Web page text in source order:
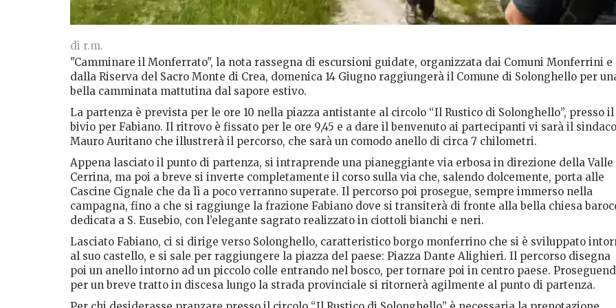
di r.m.
"Camminare il Monferrato", la nota rassegna di escursioni guidate, organizzata dai Comuni Monferrini e
dalla Riserva del Sacro Monte di Crea, domenica 14 Giugno raggiungerà il Comune di Solonghello per
bella camminata mattutina dal sapore estivo.
La partenza è prevista per le ore 10 nella piazza antistante al circolo “Il Rustico di Solonghello”, presso il
bivio per Fabiano. Il ritrovo è fissato per le ore 9,45 e a dare il benvenuto ai partecipanti vi sarà il sindaco
Mauro Auritano che illustrerà il percorso, che sarà un comodo anello di circa 7 chilometri.
Appena lasciato il punto di partenza, si intraprende una pianeggiante via erbosa in direzione della Valle
Cerrina, ma poi a breve si inverte completamente il corso sulla via che, salendo dolcemente, porta alle
Cascine Cignale che da lì a poco verranno superate. Il percorso poi prosegue, sempre immerso nella
campagna, fino a che si raggiunge la frazione Fabiano dove si transiterà di fronte alla bella chiesa
dedicata a S. Eusebio, con l’elegante sagrato realizzato in ciottoli bianchi e neri.
Lasciato Fabiano, ci si dirige verso Solonghello, caratteristico borgo monferrino che si è sviluppato
al suo castello, e si sale per raggiungere la piazza del paese: Piazza Dante Alighieri. Il percorso disegna
poi un anello intorno ad un piccolo colle entrando nel bosco, per tornare poi in centro paese.
per un breve tratto in discesa lungo la strada provinciale si ritornerà agilmente al punto di partenza.